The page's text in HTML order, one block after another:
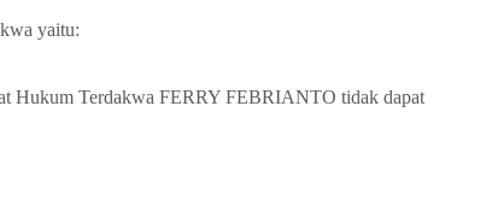
yaitu:
Hukum Terdakwa FERRY FEBRIANTO tidak dapat